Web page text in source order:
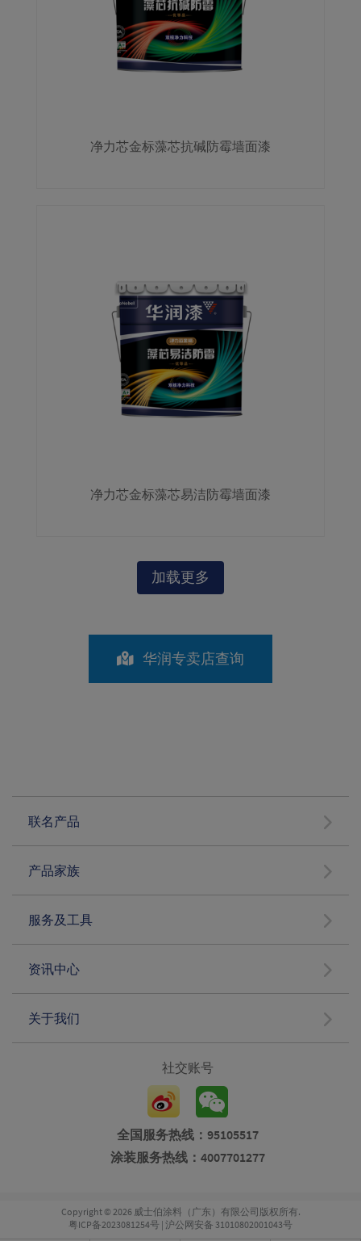
净力芯金标藻芯抗碱防霉墙面漆
净力芯金标藻芯易洁防霉墙面漆
加载更多
华润专卖店查询
联名产品
产品家族
服务及工具
资讯中心
关于我们
社交账号
全国服务热线：95105517
涂装服务热线：4007701277
Copyright © 2026 威士伯涂料（广东）有限公司版权所有.
粤ICP备2023081254号 | 沪公网安备 31010802001043号